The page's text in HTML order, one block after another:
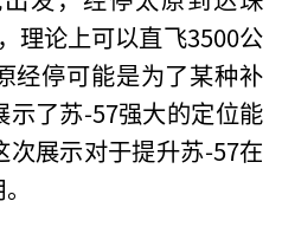
理论上可以直飞3500公
经停可能是为了某种补
了苏-57强大的定位能
展示对于提升苏-57在